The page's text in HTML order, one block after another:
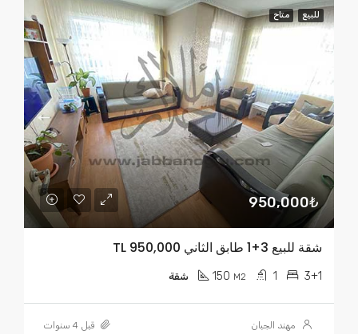
للبيع متاح
950,000₺
شقة للبيع 3+1 طابق الثاني TL 950,000
3+1
1
150 M2 شقة
مهند الجبان قبل 4 سنوات